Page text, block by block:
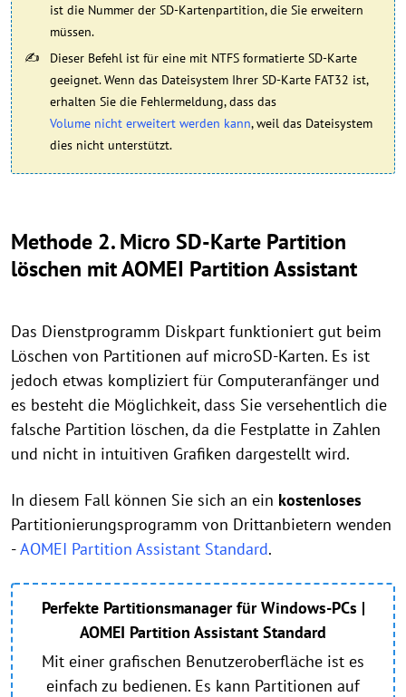
ist die Nummer der SD-Kartenpartition, die Sie erweitern
müssen.
Dieser Befehl ist für eine mit NTFS formatierte SD-Karte
geeignet. Wenn das Dateisystem Ihrer SD-Karte FAT32 ist,
erhalten Sie die Fehlermeldung, dass das
Volume nicht erweitert werden kann, weil das Dateisystem
dies nicht unterstützt.
Methode 2. Micro SD-Karte Partition
löschen mit AOMEI Partition Assistant
Das Dienstprogramm Diskpart funktioniert gut beim
Löschen von Partitionen auf microSD-Karten. Es ist
jedoch etwas kompliziert für Computeranfänger und
es besteht die Möglichkeit, dass Sie versehentlich die
falsche Partition löschen, da die Festplatte in Zahlen
und nicht in intuitiven Grafiken dargestellt wird.
In diesem Fall können Sie sich an ein kostenloses
Partitionierungsprogramm von Drittanbietern wenden
-AOMEI Partition Assistant Standard.
Perfekte Partitionsmanager für Windows-PCs |
AOMEI Partition Assistant Standard
Mit einer grafischen Benutzeroberfläche ist es
einfach zu bedienen. Es kann Partitionen auf